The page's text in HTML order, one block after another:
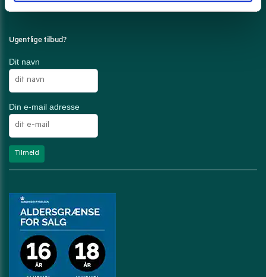
Ugentlige tilbud?
Dit navn
Din e-mail adresse